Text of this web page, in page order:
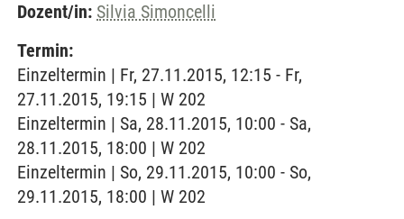
Dozent/in: Silvia Simoncelli
Termin:
Einzeltermin | Fr, 27.11.2015, 12:15 - Fr,
27.11.2015, 19:15 | W 202
Einzeltermin | Sa, 28.11.2015, 10:00 - Sa,
28.11.2015, 18:00 | W 202
Einzeltermin | So, 29.11.2015, 10:00 - So,
29.11.2015, 18:00 | W 202